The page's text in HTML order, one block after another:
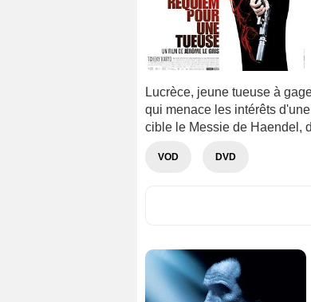
Lucrèce, jeune tueuse à
qui menace les intérêts
cible le Messie de Haendel,
VOD DVD